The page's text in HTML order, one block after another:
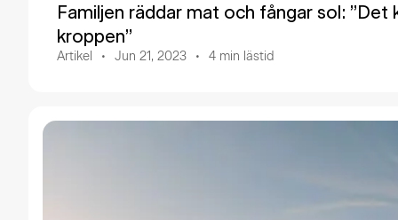
Familjen räddar mat och fångar sol: ”Det
kroppen”
Artikel Jun 21, 2023 4 min lästid